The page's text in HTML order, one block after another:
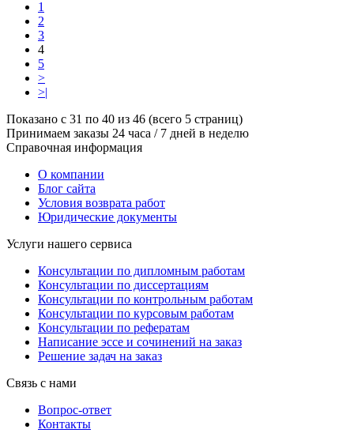
1
2
3
4
5
>
>|
Показано с 31 по 40 из 46 (всего 5 страниц)
Принимаем заказы 24 часа / 7 дней в неделю
Справочная информация
О компании
Блог сайта
Условия возврата работ
Юридические документы
Услуги нашего сервиса
Консультации по дипломным работам
Консультации по диссертациям
Консультации по контрольным работам
Консультации по курсовым работам
Консультации по рефератам
Написание эссе и сочинений на заказ
Решение задач на заказ
Связь с нами
Вопрос-ответ
Контакты